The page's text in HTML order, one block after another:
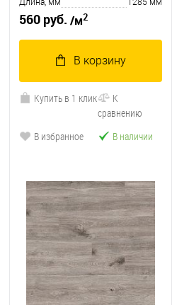
Длина, мм
1285 мм
560 руб. /м2
В корзину
Купить в 1 клик
К
сравнению
В избранное
В наличии